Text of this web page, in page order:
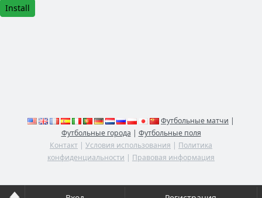
Install
Футбольные матчи |
Футбольные города | Футбольные поля
Контакт | Условия использования | Политика
конфиденциальности | Правовая информация